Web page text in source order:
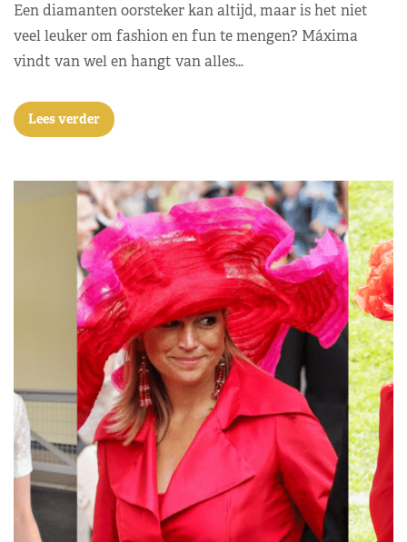
Een diamanten oorsteker kan altijd, maar is het niet
veel leuker om fashion en fun te mengen? Máxima
vindt van wel en hangt van alles…
Lees verder